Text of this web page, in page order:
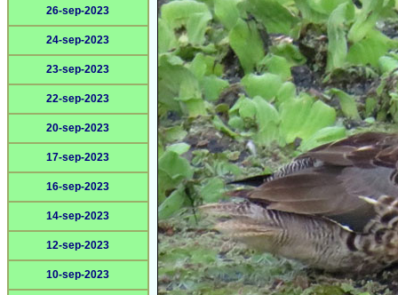
26-sep-2023
24-sep-2023
23-sep-2023
22-sep-2023
20-sep-2023
17-sep-2023
16-sep-2023
14-sep-2023
12-sep-2023
10-sep-2023